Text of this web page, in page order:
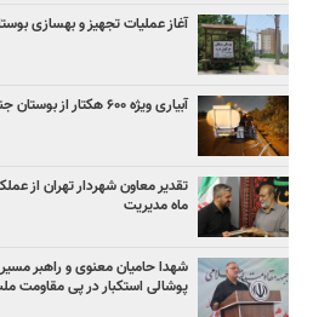
آغاز عملیات تجهیز و بهسازی
آبیاری ویژه ۶۰۰ هکتار از بوستان جنگلی سرخه‌حصار
ماه مدیریت
شهدا حامیان معنوی و راهبر
پوشالی استکبار در پی مقاومت